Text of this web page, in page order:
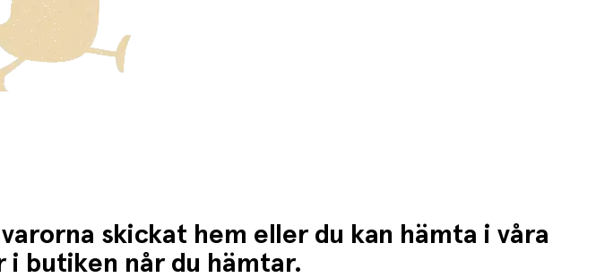
skickat hem eller du kan hämta i våra
i butiken når du hämtar.